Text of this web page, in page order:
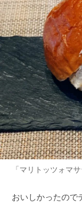
「マリトッツォマサ
おいしかったので